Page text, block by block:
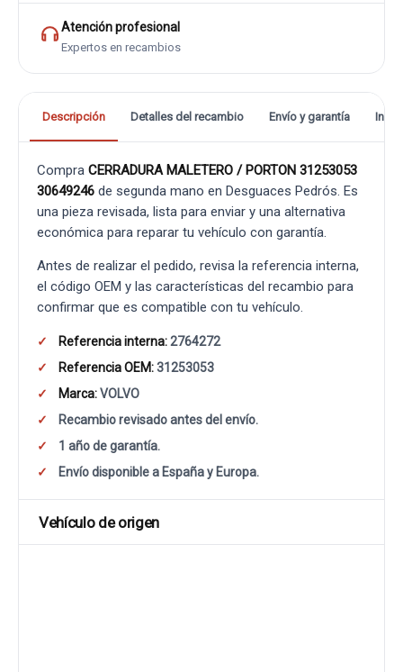
Atención profesional
Expertos en recambios
Descripción Detalles del recambio Envío y garantía
Compra CERRADURA MALETERO / PORTON 31253053
30649246 de segunda mano en Desguaces Pedrós. Es
una pieza revisada, lista para enviar y una alternativa
económica para reparar tu vehículo con garantía.
Antes de realizar el pedido, revisa la referencia interna,
el código OEM y las características del recambio para
confirmar que es compatible con tu vehículo.
Referencia interna:2764272
Referencia OEM:31253053
Marca:VOLVO
Recambio revisado antes del envío.
1 año de garantía.
Envío disponible a España y Europa.
Vehículo de origen